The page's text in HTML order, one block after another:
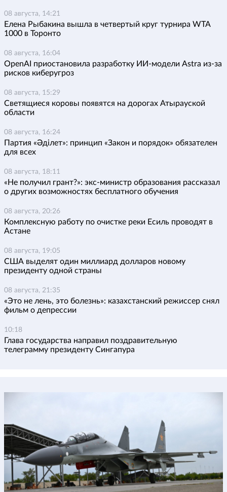
08 августа, 14:21
Елена Рыбакина вышла в четвертый круг турнира WTA
1000 в Торонто
08 августа, 16:04
OpenAI приостановила разработку ИИ-модели Astra из-за
рисков киберугроз
08 августа, 15:29
Светящиеся коровы появятся на дорогах Атырауской
области
08 августа, 16:24
Партия «Әділет»: принцип «Закон и порядок» обязателен
для всех
08 августа, 18:11
«Не получил грант?»: экс-министр образования рассказал
о других возможностях бесплатного обучения
08 августа, 20:26
Комплексную работу по очистке реки Есиль проводят в
Астане
08 августа, 19:05
США выделят один миллиард долларов новому
президенту одной страны
08 августа, 21:35
«Это не лень, это болезнь»: казахстанский режиссер снял
фильм о депрессии
10:18
Глава государства направил поздравительную
телеграмму президенту Сингапура